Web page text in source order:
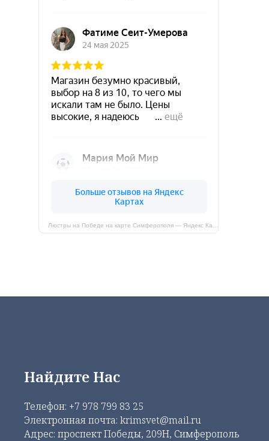
Найдите Нас
Телефон: +7 978 799 83 25
Электронная почта: krimsvet@mail.ru
Адрес: проспект Победы, 209Н, Симферополь